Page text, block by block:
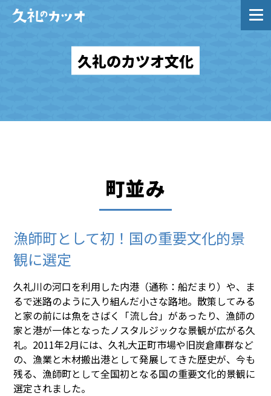
Skip
久礼のカツオ文化
町並み
漁師町として初！国の重要文化的景
観に選定
久礼川の河口を利用した内港（通称：船だまり）や、ま
るで迷路のように入り組んだ小さな路地。散策してみる
と家の前には魚をさばく「流し台」があったり、漁師の
家と港が一体となったノスタルジックな景観が広がる久
礼。2011年2月には、久礼大正町市場や旧炭倉庫群など
の、漁業と木材搬出港として発展してきた歴史が、今も
残る、漁師町として全国初となる国の重要文化的景観に
選定されました。